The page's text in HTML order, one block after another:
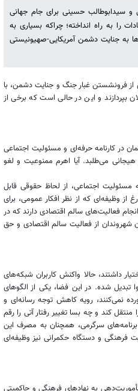
و سیدابوطالب حسینی برای جام جهانی
را به راه انداخته؛ چراکه بسیاری به
به جنایت دشمن آمریکایی-صهیونیستی
از فرونشستن غبار جنگ و جنایت دشمن، با
بپردازند و این در حالی است که برخی از
در کارنامه حرفه‌ای و مسئولیت اجتماعی
هیجانی می‌طلبد. آیا اهرم ممنوعیت و لغو
اجتماعی، از لحاظ حقوقی قابل
وظیفه‌ای که از نظر افکار عمومی، برای
فعالیت‌های سالم اقتصادی دارند که در
از فعالیت سالم اقتصادی و حق
داشتند، حالا واکنش کاربران شبکه‌های
تبدیل شده. در این فضا، یکی از الگوهای
نمی‌کنند، رویه کاهش توجه رسانه‌ای و
کند و چه بسا تغییر رفتار آتی را رقم
سرگرمی، همچنان به مصرف این
فرهنگی و دستگاه حکمرانی نیز وظیفه‌ای